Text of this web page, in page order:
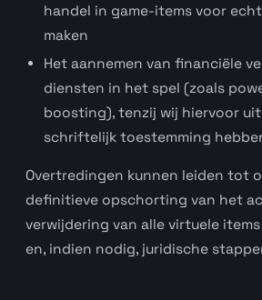
handel in game-items voor
maken
Het aannemen van financiële
diensten in het spel (zoals
boosting), tenzij wij hiervoor
schriftelijk toestemming
Overtredingen kunnen leiden tot
definitieve opschorting van het
verwijdering van alle virtuele
en, indien nodig, juridische